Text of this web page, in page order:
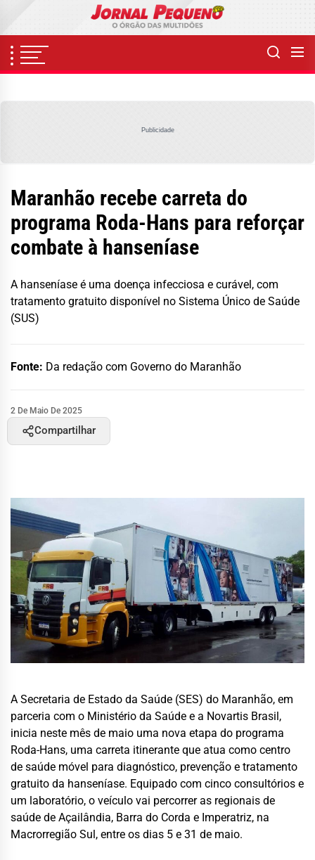
content
Publicidade
Maranhão recebe carreta do
programa Roda-Hans para reforçar
combate à hanseníase
A hanseníase é uma doença infecciosa e curável, com
tratamento gratuito disponível no Sistema Único de Saúde
(SUS)
Fonte: Da redação com Governo do Maranhão
2 De Maio De 2025
Compartilhar
A Secretaria de Estado da Saúde (SES) do Maranhão, em
parceria com o Ministério da Saúde e a Novartis Brasil,
inicia neste mês de maio uma nova etapa do programa
Roda-Hans, uma carreta itinerante que atua como centro
de saúde móvel para diagnóstico, prevenção e tratamento
gratuito da hanseníase. Equipado com cinco consultórios e
um laboratório, o veículo vai percorrer as regionais de
saúde de Açailândia, Barra do Corda e Imperatriz, na
Macrorregião Sul, entre os dias 5 e 31 de maio.